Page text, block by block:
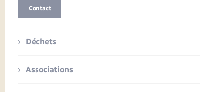
Contact
Déchets
Associations